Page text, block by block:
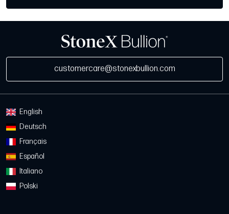
customercare@stonexbullion.com
English
Deutsch
Français
Español
Italiano
Polski